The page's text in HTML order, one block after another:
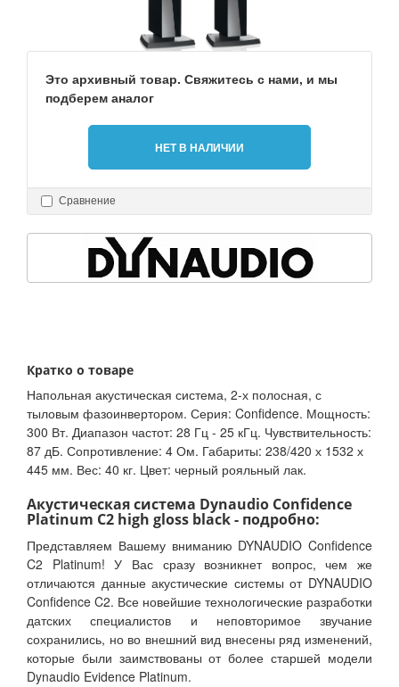
Это архивный товар. Свяжитесь с нами, и мы
подберем аналог
НЕТ В НАЛИЧИИ
Сравнение
Кратко о товаре
Напольная акустическая система, 2-х полосная, с
тыловым фазоинвертором. Серия: Confidence. Мощность:
300 Вт. Диапазон частот: 28 Гц - 25 кГц. Чувствительность:
87 дБ. Сопротивление: 4 Ом. Габариты: 238/420 х 1532 х
445 мм. Вес: 40 кг. Цвет: черный рояльный лак.
Акустическая система Dynaudio Confidence
Platinum C2 high gloss black - подробно:
Представляем Вашему вниманию DYNAUDIO Confidence
C2 Platinum! У Вас сразу возникнет вопрос, чем же
отличаются данные акустические системы от DYNAUDIO
Confidence C2. Все новейшие технологические разработки
датских специалистов и неповторимое звучание
сохранились, но во внешний вид внесены ряд изменений,
которые были заимствованы от более старшей модели
Dynaudio Evidence Platinum.